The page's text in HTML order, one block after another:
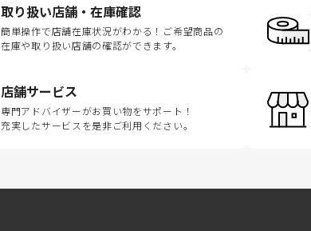
取り扱い店舗・在庫確認
簡単操作で店舗在庫状況がわかる！ご希望商品の
在庫や取り扱い店舗の確認ができます。
店舗サービス
専門アドバイザーがお買い物をサポート！
充実したサービスを是非ご利用ください。